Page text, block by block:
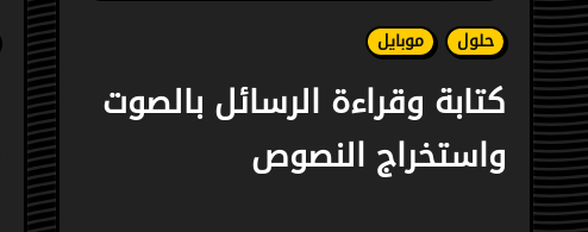
حلول موبايل
كتابة وقراءة الرسائل بالصوت
واستخراج النصوص